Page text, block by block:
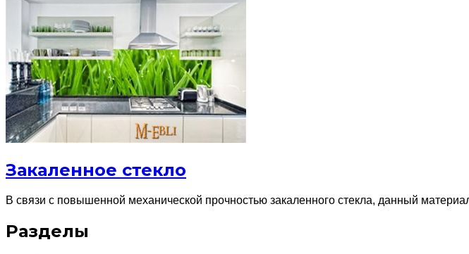
Закаленное стекло
В связи с повышенной механической прочностью закаленного стекла, данный
Разделы